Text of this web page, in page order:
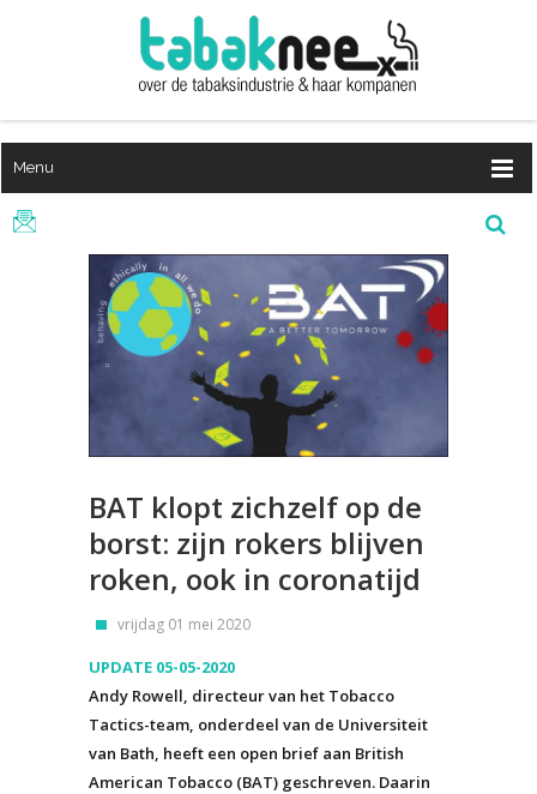
Menu
BAT klopt zichzelf op de
borst: zijn rokers blijven
roken, ook in coronatijd
vrijdag 01 mei 2020
UPDATE 05-05-2020
Andy Rowell, directeur van het Tobacco
Tactics-team, onderdeel van de Universiteit
van Bath, heeft een open brief aan British
American Tobacco (BAT) geschreven. Daarin